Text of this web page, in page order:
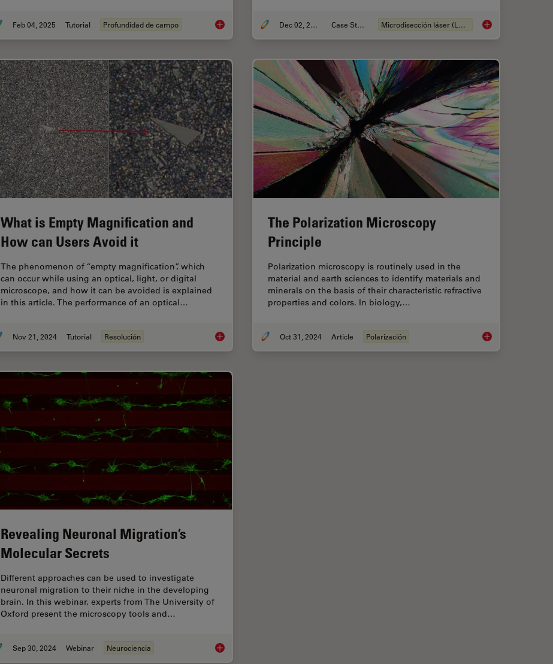
Feb 04, 2025 Tutorial Profundidad de campo Depth of Field in Microscope Images
Dec 02, 2024 Case Study Microdisección láser (LMD) Deep Visual
What is Empty Magnification and
How can Users Avoid it
The phenomenon of “empty magnification”, which
can occur while using an optical, light, or digital
microscope, and how it can be avoided is explained
in this article. The performance of an optical…
Nov 21, 2024 Tutorial Resolución What is Empty Magnification and How can Users Avoid it
The Polarization Microscopy
Principle
Polarization microscopy is routinely used in the
material and earth sciences to identify materials and
minerals on the basis of their characteristic refractive
properties and colors. In biology,…
Oct 31, 2024 Article Polarización The Polarization
Revealing Neuronal Migration’s
Molecular Secrets
Different approaches can be used to investigate
neuronal migration to their niche in the developing
brain. In this webinar, experts from The University of
Oxford present the microscopy tools and…
Sep 30, 2024 Webinar Neurociencia Revealing Neuronal Migration’s Molecular Secrets